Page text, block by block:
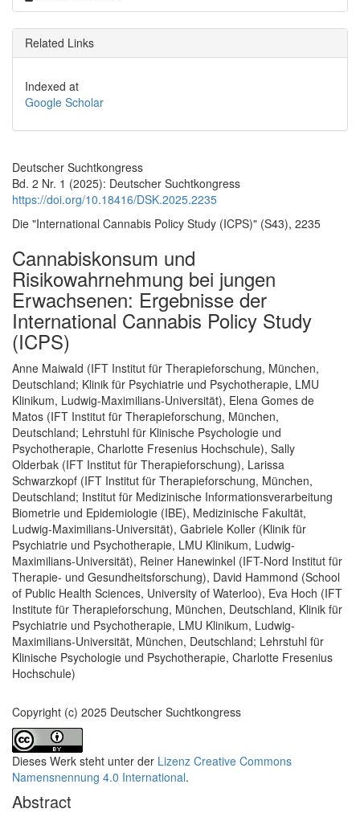
Related Links
Indexed at
Google Scholar
Deutscher Suchtkongress
Bd. 2 Nr. 1 (2025): Deutscher Suchtkongress
https://doi.org/10.18416/DSK.2025.2235
Die "International Cannabis Policy Study (ICPS)" (S43), 2235
Cannabiskonsum und
Risikowahrnehmung bei jungen
Erwachsenen: Ergebnisse der
International Cannabis Policy Study
(ICPS)
Hauptsächlicher Artikelinhalt
Anne Maiwald (IFT Institut für Therapieforschung, München,
Deutschland; Klinik für Psychiatrie und Psychotherapie, LMU
Klinikum, Ludwig-Maximilians-Universität), Elena Gomes de
Matos (IFT Institut für Therapieforschung, München,
Deutschland; Lehrstuhl für Klinische Psychologie und
Psychotherapie, Charlotte Fresenius Hochschule), Sally
Olderbak (IFT Institut für Therapieforschung), Larissa
Schwarzkopf (IFT Institut für Therapieforschung, München,
Deutschland; Institut für Medizinische Informationsverarbeitung
Biometrie und Epidemiologie (IBE), Medizinische Fakultät,
Ludwig-Maximilians-Universität), Gabriele Koller (Klinik für
Psychiatrie und Psychotherapie, LMU Klinikum, Ludwig-
Maximilians-Universität), Reiner Hanewinkel (IFT-Nord Institut für
Therapie- und Gesundheitsforschung), David Hammond (School
of Public Health Sciences, University of Waterloo), Eva Hoch (IFT
Institute für Therapieforschung, München, Deutschland, Klinik für
Psychiatrie und Psychotherapie, LMU Klinikum, Ludwig-
Maximilians-Universität, München, Deutschland; Lehrstuhl für
Klinische Psychologie und Psychotherapie, Charlotte Fresenius
Hochschule)
Copyright (c) 2025 Deutscher Suchtkongress
Dieses Werk steht unter der Lizenz Creative Commons
Namensnennung 4.0 International.
Abstract